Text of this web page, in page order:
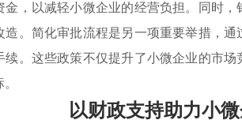
金，以减轻小微企业的经营负担。同时，
造。简化审批流程是另一项重要举措，
续。这些政策不仅提升了小微企业的市
以财政支持助力小